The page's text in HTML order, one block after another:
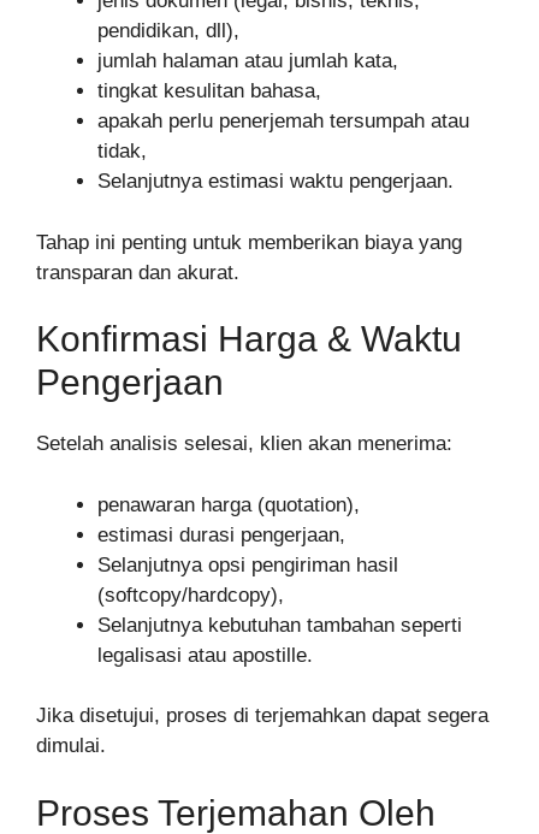
pendidikan, dll),
jumlah halaman atau jumlah kata,
tingkat kesulitan bahasa,
apakah perlu penerjemah tersumpah atau
tidak,
Selanjutnya estimasi waktu pengerjaan.
Tahap ini penting untuk memberikan biaya yang
transparan dan akurat.
Konfirmasi Harga & Waktu
Pengerjaan
Setelah analisis selesai, klien akan menerima:
penawaran harga (quotation),
estimasi durasi pengerjaan,
Selanjutnya opsi pengiriman hasil
(softcopy/hardcopy),
Selanjutnya kebutuhan tambahan seperti
legalisasi atau apostille.
Jika disetujui, proses di terjemahkan dapat segera
dimulai.
Proses Terjemahan Oleh